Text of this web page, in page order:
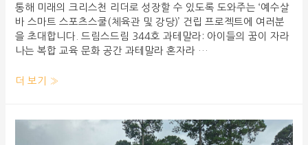
통해 미래의 크리스천 리더로 성장할 수 있도록 도와주는 ‘예수살
바 스마트 스포츠스쿨(체육관 및 강당)’ 건립 프로젝트에 여러분
을 초대합니다. 드림스드림 344호 과테말라: 아이들의 꿈이 자라
나는 복합 교육 문화 공간 과테말라 혼자라 …
더 보기 »